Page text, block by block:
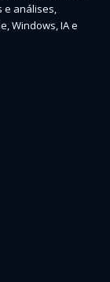
e análises,
Windows, IA e